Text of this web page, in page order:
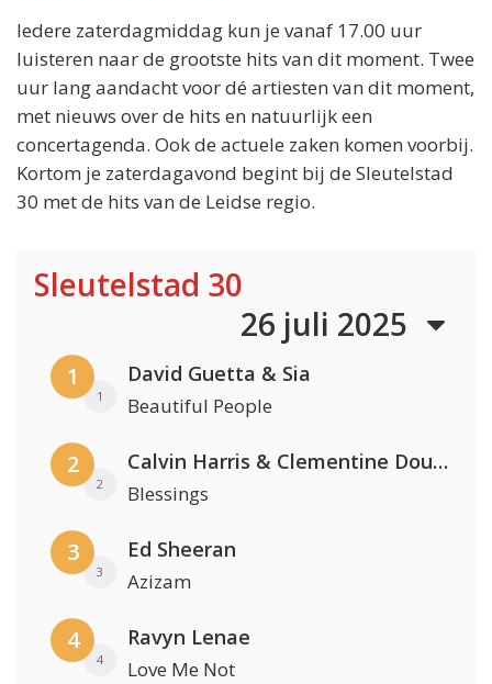
Iedere zaterdagmiddag kun je vanaf 17.00 uur
luisteren naar de grootste hits van dit moment. Twee
uur lang aandacht voor dé artiesten van dit moment,
met nieuws over de hits en natuurlijk een
concertagenda. Ook de actuele zaken komen voorbij.
Kortom je zaterdagavond begint bij de Sleutelstad
30 met de hits van de Leidse regio.
Sleutelstad 30
26 juli 2025
1
1
David Guetta & Sia
Beautiful People
2
2
Calvin Harris & Clementine Douglas
Blessings
3
3
Ed Sheeran
Azizam
4
4
Ravyn Lenae
Love Me Not